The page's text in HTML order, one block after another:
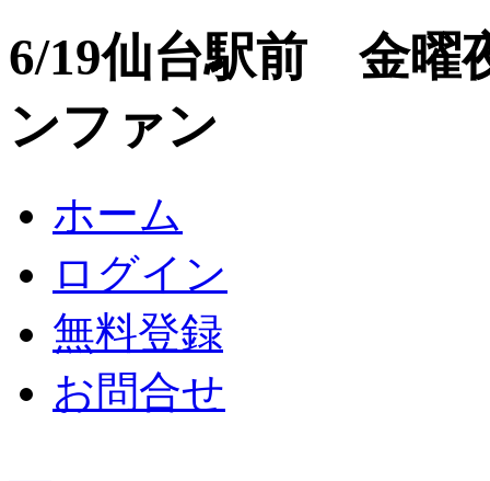
6/19仙台駅前 金曜
ンファン
ホーム
ログイン
無料登録
お問合せ